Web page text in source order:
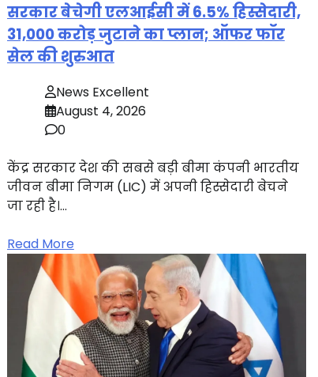
सरकार बेचेगी एलआईसी में 6.5% हिस्सेदारी,
31,000 करोड़ जुटाने का प्लान; ऑफर फॉर
सेल की शुरुआत
News Excellent
August 4, 2026
0
केंद्र सरकार देश की सबसे बड़ी बीमा कंपनी भारतीय
जीवन बीमा निगम (LIC) में अपनी हिस्सेदारी बेचने
जा रही है।…
Read More